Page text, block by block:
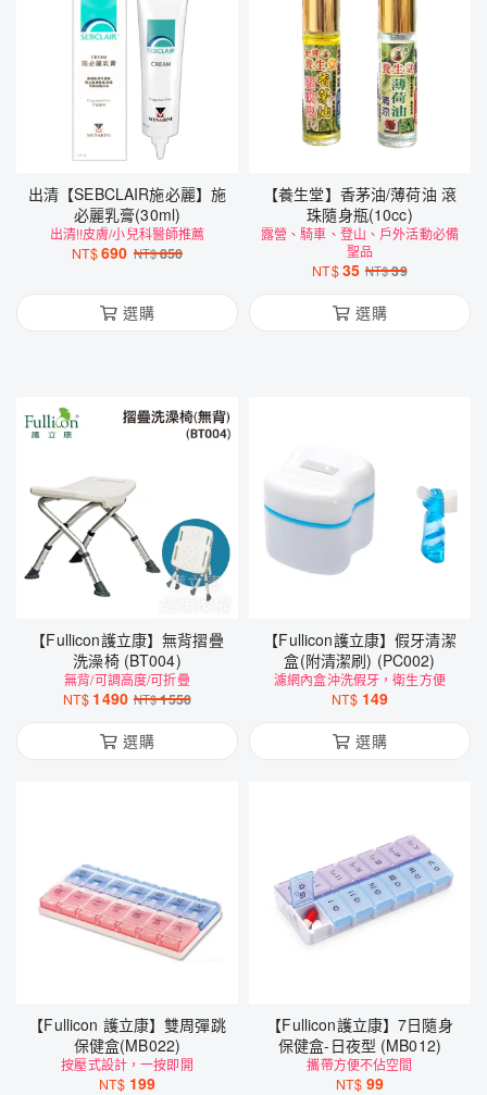
出清【SEBCLAIR施必麗】施
必麗乳膏(30ml)
出清!!皮膚/小兒科醫師推薦
NT$690 NT$850
選購
【養生堂】香茅油/薄荷油 滾
珠隨身瓶(10cc)
露營、騎車、登山、戶外活動必備
聖品
NT$35 NT$39
選購
【Fullicon護立康】無背摺疊
洗澡椅 (BT004)
無背/可調高度/可折疊
NT$ 1490 NT$1550
選購
【Fullicon護立康】假牙清潔
盒(附清潔刷) (PC002)
濾網內盒沖洗假牙，衛生方便
NT$ 149
選購
【Fullicon 護立康】雙周彈跳
保健盒(MB022)
按壓式設計，一按即開
NT$ 199
【Fullicon護立康】7日隨身
保健盒-日夜型 (MB012)
攜帶方便不佔空間
NT$ 99